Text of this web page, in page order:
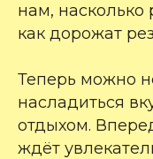
нам, насколько
как дорожат
Теперь можно
насладиться
отдыхом.
ждёт